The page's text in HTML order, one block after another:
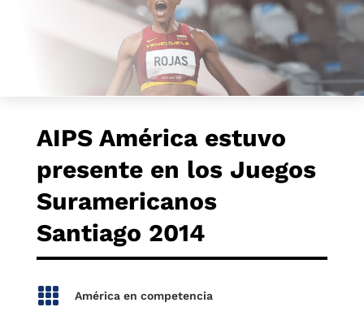
AIPS América estuvo
presente en los Juegos
Suramericanos
Santiago 2014
 América en competencia